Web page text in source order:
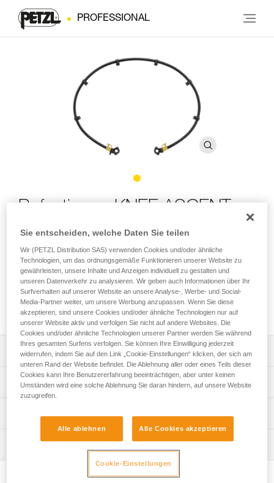
PROFESSIONAL
Befestigung KNEE ASCENT-
Set
Befestigungssystem für das KNEE ASCENT-Set mit
Gummiband
Befestigungsset mit Gummiband, kompatibel mit dem KNEE
ASCENT-Set und der KNEE GRAB-Kniesteigklemme.
Leistungsverzeichnis
Kompatibel mit dem KNEE ASCENT-Set und der KNEE
GRAB-Kniesteigklemme.
Gurtband und Befestigungsclips, die an der Seite
angeschraubt werden, um den Hüftgurt herum
angebracht.
Gummiband enthalten.
Technische Spezifikationen
Zugrundeliegende Spezifikationen
Referenz : B022EA00
Garantie : 3 Jahre
Wartung
Sie entscheiden, welche Daten Sie teilen
Wir (PETZL Distribution SAS) verwenden Cookies und/oder ähnliche
Technologien, um das ordnungsgemäße Funktionieren unserer Website zu
gewährleisten, unsere Inhalte und Anzeigen individuell zu gestalten und
unseren Datenverkehr zu analysieren. Wir geben auch Informationen über Ihr
Surfverhalten auf unserer Website an unsere Analyse-, Werbe- und Social-
Media-Partner weiter, um unsere Werbung anzupassen. Wenn Sie diese
akzeptieren, sind unsere Cookies und/oder ähnliche Technologien nur auf
unserer Website aktiv und verfolgen Sie nicht auf andere Websites. Die
Cookies und/oder ähnliche Technologien unserer Partner werden Sie während
Ihres gesamten Surfens verfolgen. Sie können Ihre Einwilligung jederzeit
widerrufen, indem Sie auf den Link „Cookie-Einstellungen“ klicken, der sich am
unteren Rand der Website befindet. Die Ablehnung aller oder eines Teils dieser
Cookies kann Ihre Benutzererfahrung beeinträchtigen, aber unter keinen
Umständen wird eine solche Ablehnung Sie daran hindern, auf unsere Website
zuzugreifen.
Alle ablehnen Alle Cookies akzeptieren
Cookie-Einstellungen